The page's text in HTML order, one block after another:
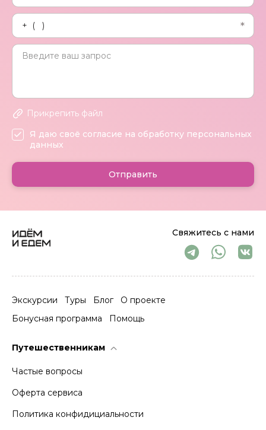
Свяжитесь с нами
Экскурсии Туры Блог
О проекте
Бонусная программа
Помощь
Путешественникам
Частые вопросы
Оферта сервиса
Политика конфидициальности
Прикрепить файл
Я даю своё согласие на обработку персональных
данных
Отправить